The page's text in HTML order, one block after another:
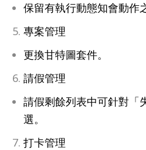
保留有執行動態知會動作
專案管理
更換甘特圖套件。
請假管理
請假剩餘列表中可針對「
選。
打卡管理